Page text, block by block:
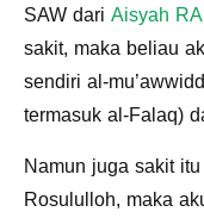
SAW dari Aisyah RA
sakit, maka beliau
sendiri al-
termasuk al-Falaq)
Namun juga sakit
Rosululloh, maka